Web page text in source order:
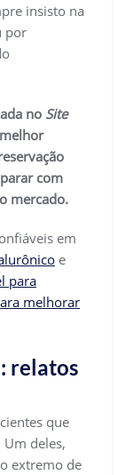
insisto na
por
no Site
com
mercado.
em
e
para
melhorar
relatos
que
deles,
extremo de